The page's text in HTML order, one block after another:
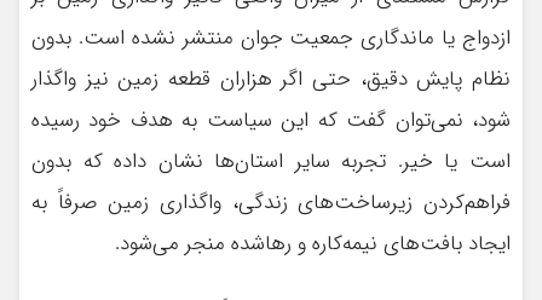
ازدواج یا ماندگاری جمعیت جوان منتشر نشده است. بدون
نظام پایش دقیق، حتی اگر هزاران قطعه زمین نیز واگذار
شود، نمی‌توان گفت که این سیاست به هدف خود رسیده
است یا خیر. تجربه سایر استان‌ها نشان داده که بدون
فراهم‌کردن زیرساخت‌های زندگی، واگذاری زمین صرفاً به
ایجاد بافت‌های نیمه‌کاره و رهاشده منجر می‌شود.